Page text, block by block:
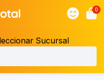
0
Sucursal